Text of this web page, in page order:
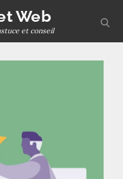
Web
et conseil